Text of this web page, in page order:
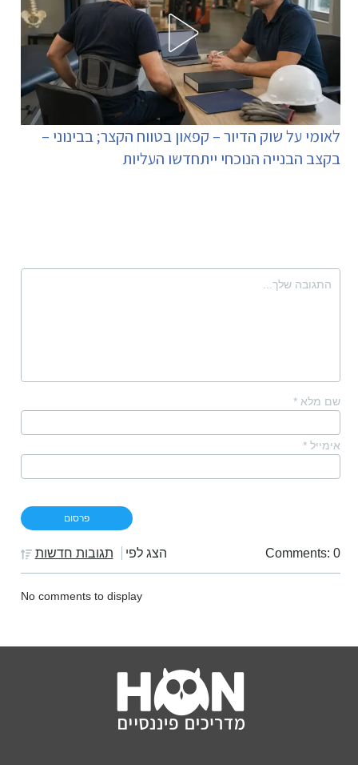
לאומי על שוק הדיור – קפאון בטווח הקצר; בבינוני –
בקצב הבנייה הנוכחי ייתחדשו העליות
שם מלא *
אימייל *
Comments: 0 הצג לפי תגובות חדשות
No comments to display